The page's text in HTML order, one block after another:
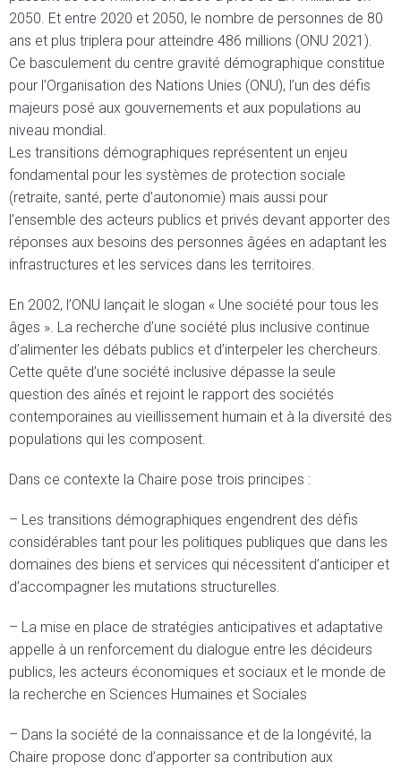
2050. Et entre 2020 et 2050, le nombre de personnes de 80
ans et plus triplera pour atteindre 486 millions (ONU 2021).
Ce basculement du centre gravité démographique constitue
pour l’Organisation des Nations Unies (ONU), l’un des défis
majeurs posé aux gouvernements et aux populations au
niveau mondial.
Les transitions démographiques représentent un enjeu
fondamental pour les systèmes de protection sociale
(retraite, santé, perte d’autonomie) mais aussi pour
l’ensemble des acteurs publics et privés devant apporter des
réponses aux besoins des personnes âgées en adaptant les
infrastructures et les services dans les territoires.
En 2002, l’ONU lançait le slogan « Une société pour tous les
âges ». La recherche d’une société plus inclusive continue
d’alimenter les débats publics et d’interpeler les chercheurs.
Cette quête d’une société inclusive dépasse la seule
question des aînés et rejoint le rapport des sociétés
contemporaines au vieillissement humain et à la diversité des
populations qui les composent.
Dans ce contexte la Chaire pose trois principes :
– Les transitions démographiques engendrent des défis
considérables tant pour les politiques publiques que dans les
domaines des biens et services qui nécessitent d’anticiper et
d’accompagner les mutations structurelles.
– La mise en place de stratégies anticipatives et adaptative
appelle à un renforcement du dialogue entre les décideurs
publics, les acteurs économiques et sociaux et le monde de
la recherche en Sciences Humaines et Sociales
– Dans la société de la connaissance et de la longévité, la
Chaire propose donc d’apporter sa contribution aux